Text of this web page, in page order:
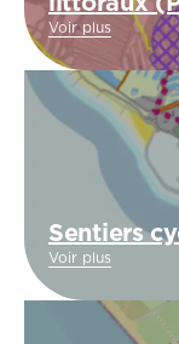
Voir plus
Sentiers
Voir plus